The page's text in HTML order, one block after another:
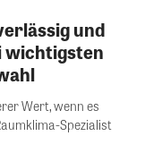
und
wichtigsten
Wert, wenn es
Spezialist